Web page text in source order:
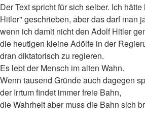
Der Text spricht für sich selber. Ich
Hitler" geschrieben, aber das darf man
wenn ich damit nicht den Adolf Hitler
die heutigen kleine Adölfe in der
dran diktatorisch zu regieren.
Es lebt der Mensch im alten Wahn.
Wenn tausend Gründe auch dagegen
der Irrtum findet immer freie Bahn,
die Wahrheit aber muss die Bahn sich